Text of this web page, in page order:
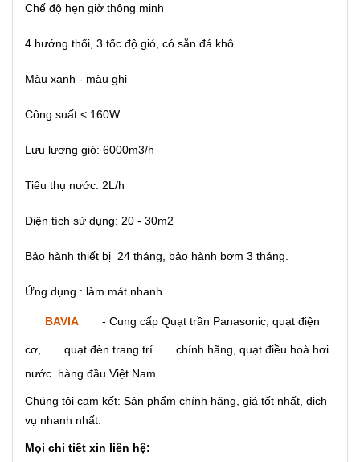
Chế độ hẹn giờ thông minh
4 hướng thổi, 3 tốc độ gió, có sẵn đá khô
Màu xanh - màu ghi
Công suất < 160W
Lưu lượng gió: 6000m3/h
Tiêu thụ nước: 2L/h
Diện tích sử dụng: 20 - 30m2
Bảo hành thiết bị 24 tháng, bảo hành bơm 3 tháng.
Ứng dụng : làm mát nhanh
BAVIA - Cung cấp Quạt trần Panasonic, quạt điện
cơ, quạt đèn trang trí
chính hãng, quạt điều hoà hơi
nước hàng đầu Việt Nam.
Chúng tôi cam kết: Sản phẩm chính hãng, giá tốt nhất, dịch
vụ nhanh nhất.
Mọi chi tiết xin liên hệ: